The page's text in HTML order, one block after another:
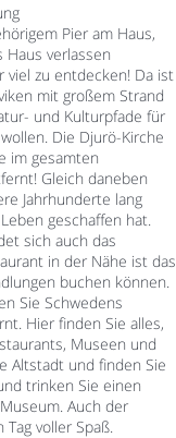
Pier am Haus,
Haus verlassen
viel zu entdecken! Da ist
mit großem Strand
und Kulturpfade für
Die Djurö-Kirche
im gesamten
Gleich daneben
Jahrhunderte lang
geschaffen hat.
sich auch das
in der Nähe ist das
buchen können.
Sie Schwedens
Hier finden Sie alles,
Museen und
Altstadt und finden Sie
trinken Sie einen
Auch der
voller Spaß.